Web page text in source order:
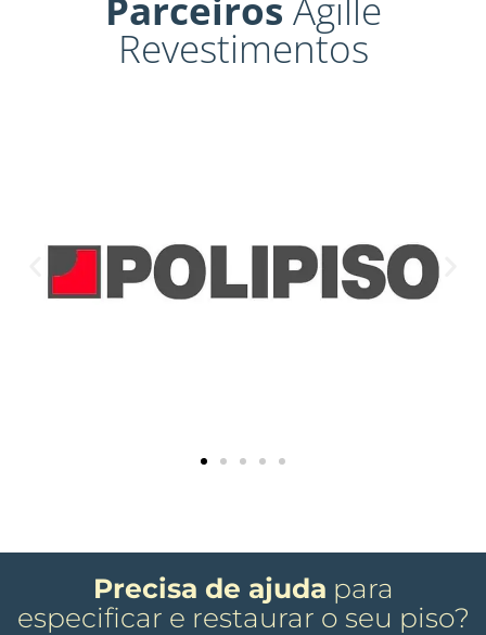
Revestimentos
Precisa de ajuda para
especificar e restaurar o seu piso?